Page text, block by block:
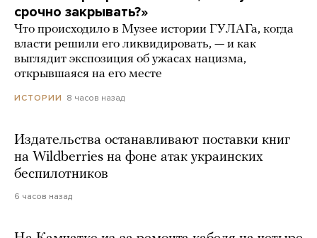
срочно закрывать?»
Что происходило в Музее истории ГУЛАГа, когда
власти решили его ликвидировать, — и как
выглядит экспозиция об ужасах нацизма,
открывшаяся на его месте
ИСТОРИИ 8 часов назад
Издательства останавливают поставки книг
на Wildberries на фоне атак украинских
беспилотников
6 часов назад